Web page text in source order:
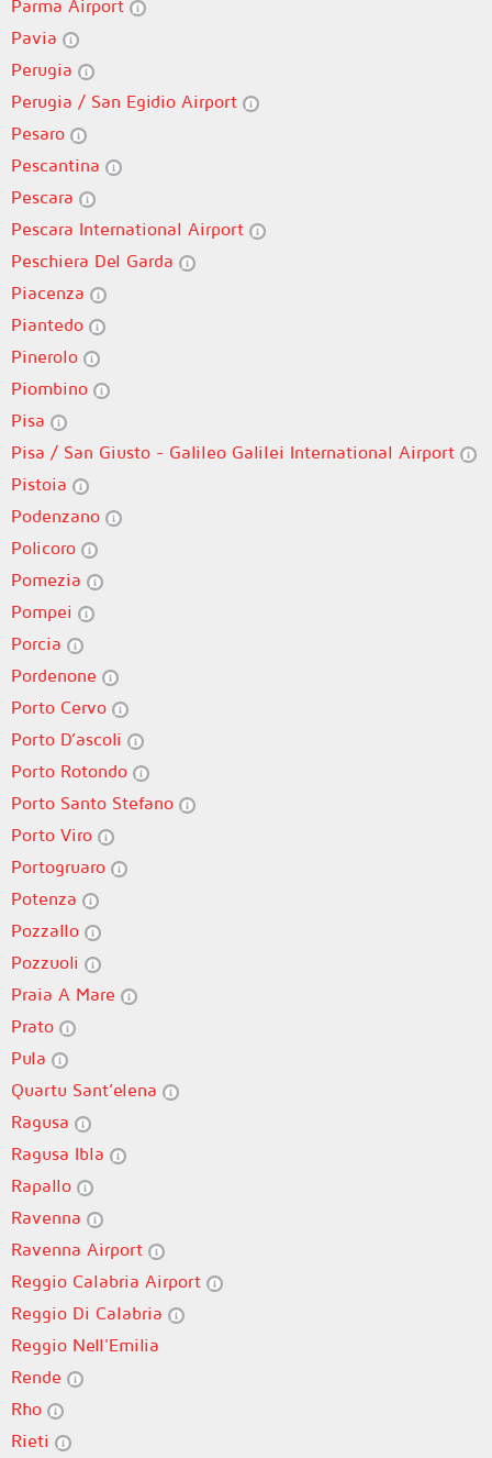
Parma Airport
Pavia
Perugia
Perugia / San Egidio Airport
Pesaro
Pescantina
Pescara
Pescara International Airport
Peschiera Del Garda
Piacenza
Piantedo
Pinerolo
Piombino
Pisa
Pisa / San Giusto - Galileo Galilei International Airport
Pistoia
Podenzano
Policoro
Pomezia
Pompei
Porcia
Pordenone
Porto Cervo
Porto D’ascoli
Porto Rotondo
Porto Santo Stefano
Porto Viro
Portogruaro
Potenza
Pozzallo
Pozzuoli
Praia A Mare
Prato
Pula
Quartu Sant’elena
Ragusa
Ragusa Ibla
Rapallo
Ravenna
Ravenna Airport
Reggio Calabria Airport
Reggio Di Calabria
Reggio Nell'Emilia
Rende
Rho
Rieti